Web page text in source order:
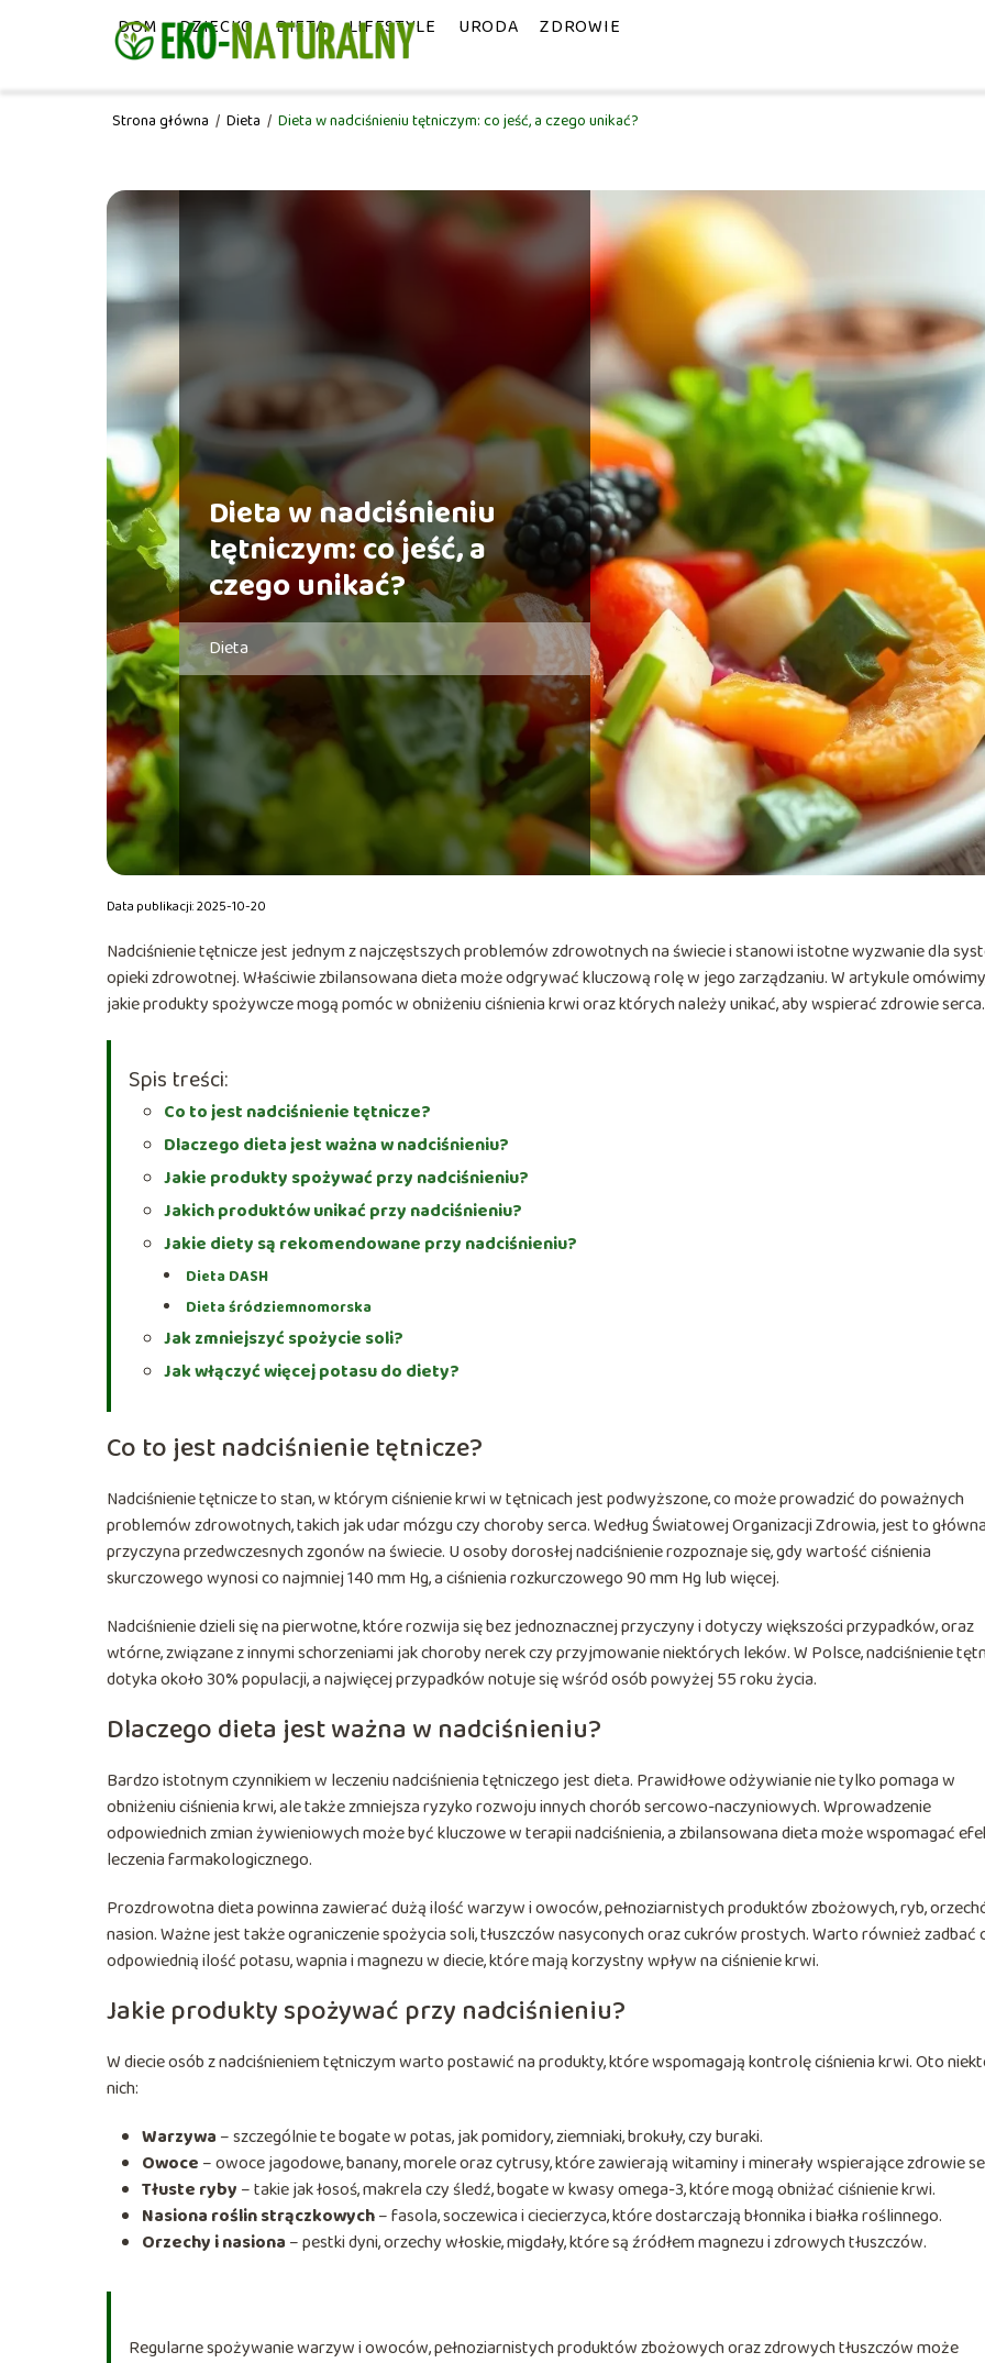
DOM DZIECKO DIETA LIFESTYLE URODA ZDROWIE
Strona główna / Dieta / Dieta w nadciśnieniu tętniczym: co jeść, a czego unikać?
Dieta w nadciśnieniu
tętniczym: co jeść, a
czego unikać?
Dieta
Data publikacji: 2025-10-20
Nadciśnienie tętnicze jest jednym z najczęstszych problemów zdrowotnych na świecie i stanowi istotne wyzwanie dla
opieki zdrowotnej. Właściwie zbilansowana dieta może odgrywać kluczową rolę w jego zarządzaniu. W artykule
jakie produkty spożywcze mogą pomóc w obniżeniu ciśnienia krwi oraz których należy unikać, aby wspierać zdrowie serca.
Spis treści:
Co to jest nadciśnienie tętnicze?
Dlaczego dieta jest ważna w nadciśnieniu?
Jakie produkty spożywać przy nadciśnieniu?
Jakich produktów unikać przy nadciśnieniu?
Jakie diety są rekomendowane przy nadciśnieniu?
Dieta DASH
Dieta śródziemnomorska
Jak zmniejszyć spożycie soli?
Jak włączyć więcej potasu do diety?
Co to jest nadciśnienie tętnicze?
Nadciśnienie tętnicze to stan, w którym ciśnienie krwi w tętnicach jest podwyższone, co może prowadzić do poważnych
problemów zdrowotnych, takich jak udar mózgu czy choroby serca. Według Światowej Organizacji Zdrowia, jest to główna
przyczyna przedwczesnych zgonów na świecie. U osoby dorosłej nadciśnienie rozpoznaje się, gdy wartość ciśnienia
skurczowego wynosi co najmniej 140 mm Hg, a ciśnienia rozkurczowego 90 mm Hg lub więcej.
Nadciśnienie dzieli się na pierwotne, które rozwija się bez jednoznacznej przyczyny i dotyczy większości przypadków, oraz
wtórne, związane z innymi schorzeniami jak choroby nerek czy przyjmowanie niektórych leków. W Polsce, nadciśnienie
dotyka około 30% populacji, a najwięcej przypadków notuje się wśród osób powyżej 55 roku życia.
Dlaczego dieta jest ważna w nadciśnieniu?
Bardzo istotnym czynnikiem w leczeniu nadciśnienia tętniczego jest dieta. Prawidłowe odżywianie nie tylko pomaga w
obniżeniu ciśnienia krwi, ale także zmniejsza ryzyko rozwoju innych chorób sercowo-naczyniowych. Wprowadzenie
odpowiednich zmian żywieniowych może być kluczowe w terapii nadciśnienia, a zbilansowana dieta może wspomagać
leczenia farmakologicznego.
Prozdrowotna dieta powinna zawierać dużą ilość warzyw i owoców, pełnoziarnistych produktów zbożowych, ryb,
nasion. Ważne jest także ograniczenie spożycia soli, tłuszczów nasyconych oraz cukrów prostych. Warto również zadbać
odpowiednią ilość potasu, wapnia i magnezu w diecie, które mają korzystny wpływ na ciśnienie krwi.
Jakie produkty spożywać przy nadciśnieniu?
W diecie osób z nadciśnieniem tętniczym warto postawić na produkty, które wspomagają kontrolę ciśnienia krwi. Oto
nich:
Warzywa – szczególnie te bogate w potas, jak pomidory, ziemniaki, brokuły, czy buraki.
Owoce – owoce jagodowe, banany, morele oraz cytrusy, które zawierają witaminy i minerały wspierające zdrowie
Tłuste ryby – takie jak łosoś, makrela czy śledź, bogate w kwasy omega-3, które mogą obniżać ciśnienie krwi.
Nasiona roślin strączkowych– fasola, soczewica i ciecierzyca, które dostarczają błonnika i białka roślinnego.
Orzechy i nasiona – pestki dyni, orzechy włoskie, migdały, które są źródłem magnezu i zdrowych tłuszczów.
Regularne spożywanie warzyw i owoców, pełnoziarnistych produktów zbożowych oraz zdrowych tłuszczów może